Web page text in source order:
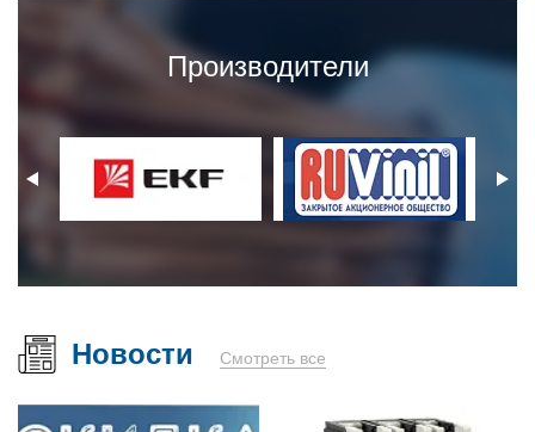
Производители
Новости Смотреть все